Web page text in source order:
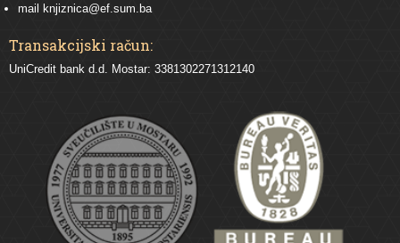
mail
knjiznica@ef.sum.ba
Transakcijski račun:
UniCredit bank d.d. Mostar: 3381302271312140